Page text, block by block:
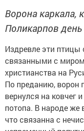
Ворона каркала,
Поликарпов день
Издревле эти
связанными с
христианства на
По преданию, ворон
вернулся на ковчег
потопа. В народе же
что связанна с